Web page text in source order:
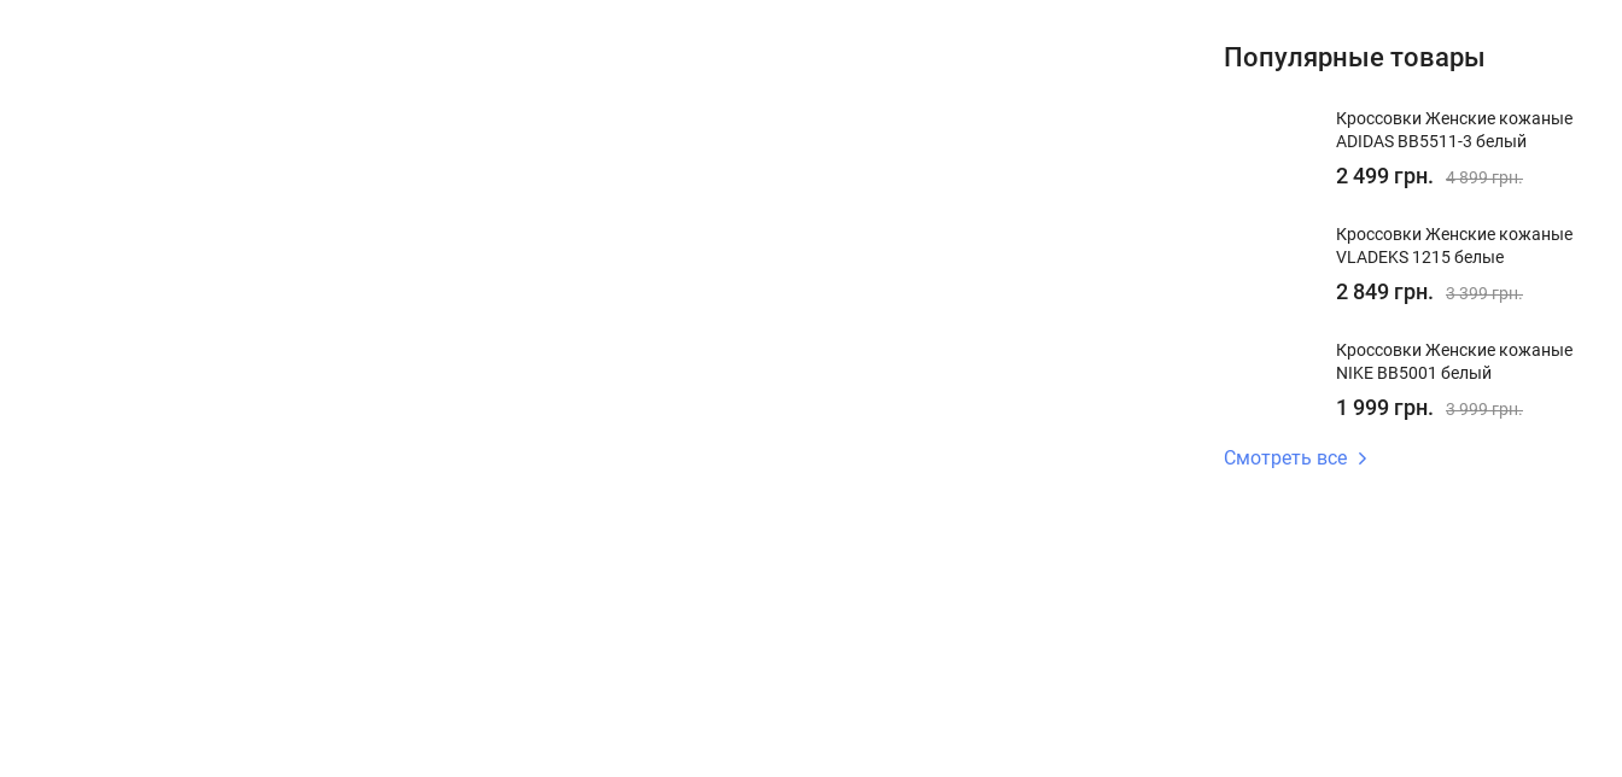
Популярные товары
Кроссовки Женские кожаные
ADIDAS BB5511-3 белый
2 499 грн. 4 899 грн.
Кроссовки Женские кожаные
VLADEKS 1215 белые
2 849 грн. 3 399 грн.
Кроссовки Женские кожаные
NIKE BB5001 белый
1 999 грн. 3 999 грн.
Смотреть все